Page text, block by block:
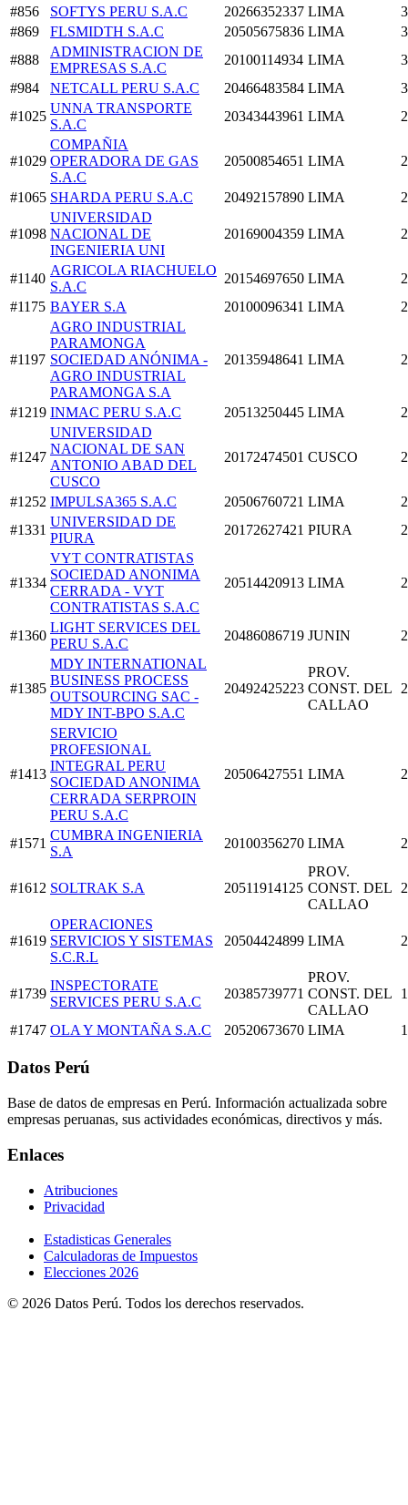
#856
SOFTYS PERU S.A.C 20266352337 LIMA
#869
FLSMIDTH S.A.C 20505675836 LIMA
#888
ADMINISTRACION DE
EMPRESAS S.A.C
20100114934 LIMA
#984
NETCALL PERU S.A.C 20466483584 LIMA
#1025
UNNA TRANSPORTE
S.A.C
20343443961 LIMA
#1029
COMPAÑIA
OPERADORA DE GAS
S.A.C
20500854651 LIMA
#1065 SHARDA PERU S.A.C 20492157890 LIMA
#1098
UNIVERSIDAD
NACIONAL DE
INGENIERIA UNI
20169004359 LIMA
#1140
AGRICOLA RIACHUELO
S.A.C
20154697650 LIMA
#1175 BAYER S.A 20100096341 LIMA
#1197
AGRO INDUSTRIAL
PARAMONGA
SOCIEDAD ANÓNIMA -
AGRO INDUSTRIAL
PARAMONGA S.A
20135948641 LIMA
#1219 INMAC PERU S.A.C 20513250445 LIMA
#1247
UNIVERSIDAD
NACIONAL DE SAN
ANTONIO ABAD DEL
CUSCO
20172474501 CUSCO
#1252 IMPULSA365 S.A.C 20506760721 LIMA
#1331
UNIVERSIDAD DE
PIURA
20172627421 PIURA
#1334
VYT CONTRATISTAS
SOCIEDAD ANONIMA
CERRADA - VYT
CONTRATISTAS S.A.C
20514420913 LIMA
#1360
LIGHT SERVICES DEL
PERU S.A.C
20486086719 JUNIN
#1385
MDY INTERNATIONAL
BUSINESS PROCESS
OUTSOURCING SAC -
MDY INT-BPO S.A.C
20492425223
PROV.
CONST. DEL
CALLAO
#1413
SERVICIO
PROFESIONAL
INTEGRAL PERU
SOCIEDAD ANONIMA
CERRADA SERPROIN
PERU S.A.C
20506427551 LIMA
#1571
CUMBRA INGENIERIA
S.A
20100356270 LIMA
#1612 SOLTRAK S.A 20511914125
PROV.
CONST. DEL
CALLAO
#1619
OPERACIONES
SERVICIOS Y SISTEMAS
S.C.R.L
20504424899 LIMA
#1739
INSPECTORATE
SERVICES PERU S.A.C
20385739771
PROV.
CONST. DEL
CALLAO
#1747 OLA Y MONTAÑA S.A.C 20520673670 LIMA
Datos Perú
Base de datos de empresas en Perú. Información actualizada sobre
empresas peruanas, sus actividades económicas, directivos y más.
Enlaces
Atribuciones
Privacidad
Estadisticas Generales
Calculadoras de Impuestos
Elecciones 2026
© 2026 Datos Perú. Todos los derechos reservados.